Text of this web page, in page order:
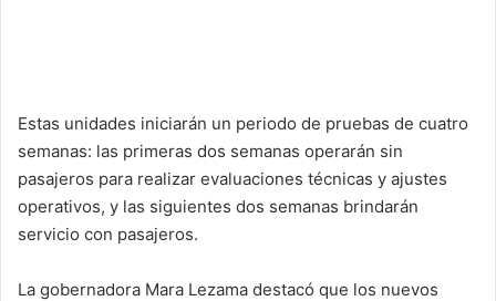
Estas unidades iniciarán un periodo de pruebas de cuatro
semanas: las primeras dos semanas operarán sin
pasajeros para realizar evaluaciones técnicas y ajustes
operativos, y las siguientes dos semanas brindarán
servicio con pasajeros.
La gobernadora Mara Lezama destacó que los nuevos